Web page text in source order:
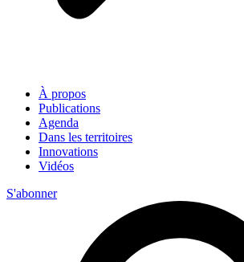
À propos
Publications
Agenda
Dans les territoires
Innovations
Vidéos
S'abonner